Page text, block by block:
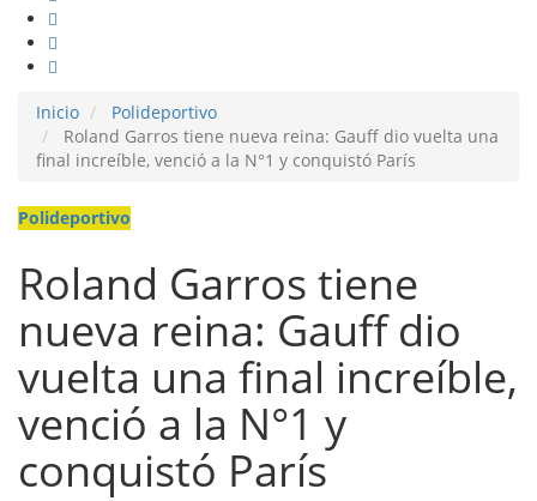
Inicio
Polideportivo
Roland Garros tiene nueva reina: Gauff dio vuelta una
final increíble, venció a la N°1 y conquistó París
Polideportivo
Roland Garros tiene
nueva reina: Gauff dio
vuelta una final increíble,
venció a la N°1 y
conquistó París